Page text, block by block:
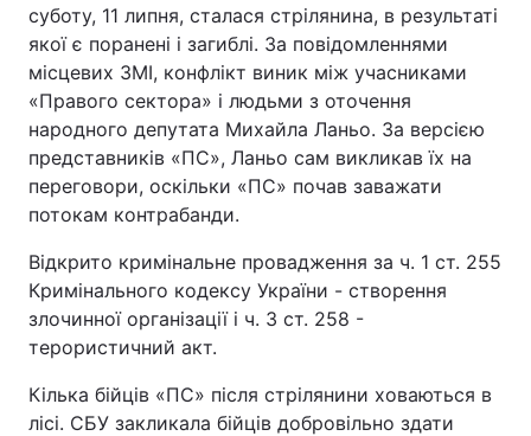
суботу, 11 липня, сталася стрілянина, в результаті
якої є поранені і загиблі. За повідомленнями
місцевих ЗМІ, конфлікт виник між учасниками
«Правого сектора» і людьми з оточення
народного депутата Михайла Ланьо. За версією
представників «ПС», Ланьо сам викликав їх на
переговори, оскільки «ПС» почав заважати
потокам контрабанди.
Відкрито кримінальне провадження за ч. 1 ст. 255
Кримінального кодексу України - створення
злочинної організації і ч. 3 ст. 258 -
терористичний акт.
Кілька бійців «ПС» після стрілянини ховаються в
лісі. СБУ закликала бійців добровільно здати